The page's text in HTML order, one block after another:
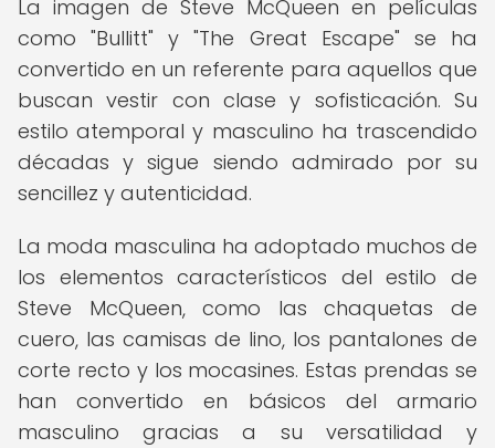
La imagen de Steve McQueen en películas
como "Bullitt" y "The Great Escape" se ha
convertido en un referente para aquellos que
buscan vestir con clase y sofisticación. Su
estilo atemporal y masculino ha trascendido
décadas y sigue siendo admirado por su
sencillez y autenticidad.
La moda masculina ha adoptado muchos de
los elementos característicos del estilo de
Steve McQueen, como las chaquetas de
cuero, las camisas de lino, los pantalones de
corte recto y los mocasines. Estas prendas se
han convertido en básicos del armario
masculino gracias a su versatilidad y